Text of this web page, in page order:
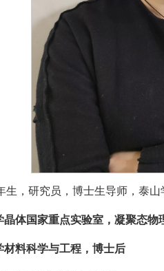
生，研究员，博士生导师，泰
晶体国家重点实验室 ，凝聚态物
材料科学与工程，博士后